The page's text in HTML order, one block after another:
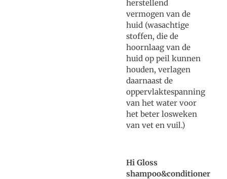
herstellend
vermogen van de
huid (wasachtige
stoffen, die de
hoornlaag van de
huid op peil kunnen
houden, verlagen
daarnaast de
oppervlaktespanning
van het water voor
het beter losweken
van vet en vuil.)
Hi Gloss
shampoo&conditioner